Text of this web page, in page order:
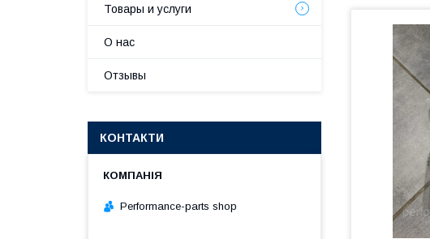
Товары и услуги
О нас
Отзывы
КОНТАКТИ
Performance-parts shop